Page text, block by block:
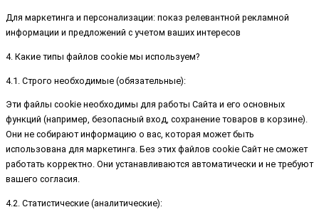
Для маркетинга и персонализации: показ релевантной рекламной
информации и предложений с учетом ваших интересов
4. Какие типы файлов cookie мы используем?
4.1. Строго необходимые (обязательные):
Эти файлы cookie необходимы для работы Сайта и его основных
функций (например, безопасный вход, сохранение товаров в корзине).
Они не собирают информацию о вас, которая может быть
использована для маркетинга. Без этих файлов cookie Сайт не сможет
работать корректно. Они устанавливаются автоматически и не требуют
вашего согласия.
4.2. Статистические (аналитические):